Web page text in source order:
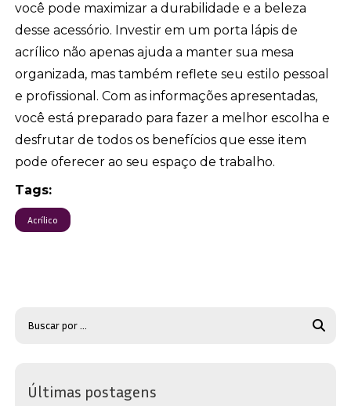
você pode maximizar a durabilidade e a beleza
desse acessório. Investir em um porta lápis de
acrílico não apenas ajuda a manter sua mesa
organizada, mas também reflete seu estilo pessoal
e profissional. Com as informações apresentadas,
você está preparado para fazer a melhor escolha e
desfrutar de todos os benefícios que esse item
pode oferecer ao seu espaço de trabalho.
Tags:
Acrílico
Últimas postagens